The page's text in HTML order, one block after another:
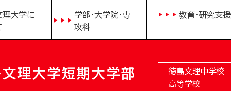
理大学に
学部・大学院・専
攻科
教育・研究支援
理大学短期大学部
徳島文理中学校
高等学校